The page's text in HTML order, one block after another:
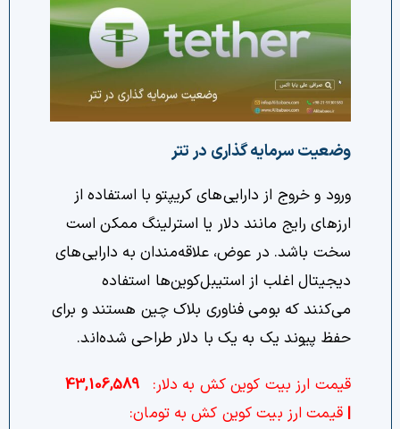
وضعیت سرمایه گذاری در تتر
ورود و خروج از دارایی‌های کریپتو با استفاده از
ارزهای رایج مانند دلار یا استرلینگ ممکن است
سخت باشد. در عوض، علاقه‌مندان به دارایی‌های
دیجیتال اغلب از استیبل‌کوین‌ها استفاده
می‌کنند که بومی فناوری بلاک چین هستند و برای
حفظ پیوند یک به یک با دلار طراحی شده‌اند.
قیمت ارز بیت کوین کش به دلار:
43,106,589
|قیمت ارز بیت کوین کش به تومان: